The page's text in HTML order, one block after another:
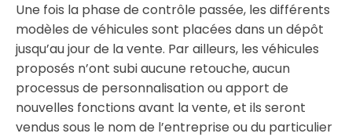
Une fois la phase de contrôle passée, les différents
modèles de véhicules sont placées dans un dépôt
jusqu’au jour de la vente. Par ailleurs, les véhicules
proposés n’ont subi aucune retouche, aucun
processus de personnalisation ou apport de
nouvelles fonctions avant la vente, et ils seront
vendus sous le nom de l’entreprise ou du particulier